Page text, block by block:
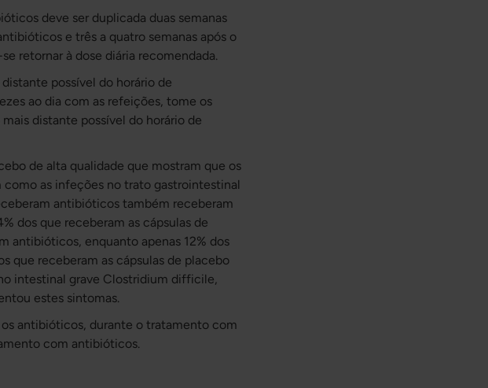
deve ser duplicada duas semanas
e três a quatro semanas após o
retornar à dose diária recomendada.
possível do horário de
ao dia com as refeições, tome os
distante possível do horário de
de alta qualidade que mostram que os
as infeções no trato gastrointestinal
antibióticos também receberam
dos que receberam as cápsulas de
antibióticos, enquanto apenas 12% dos
que receberam as cápsulas de placebo
intestinal grave Clostridium difficile,
estes sintomas.
antibióticos, durante o tratamento com
com antibióticos.